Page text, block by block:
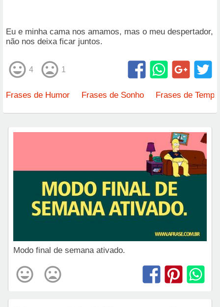
Eu e minha cama nos amamos, mas o meu despertador,
não nos deixa ficar juntos.
4 1
Frases de Humor Frases de Sonho Frases de Tempo
Modo final de semana ativado.